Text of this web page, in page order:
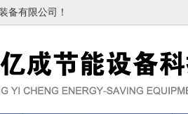
备有限公司！